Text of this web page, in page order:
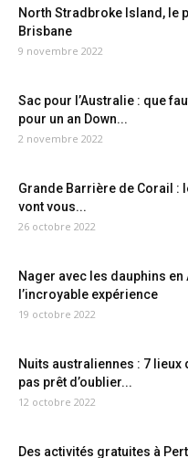
North Stradbroke Island, le
Brisbane
9 novembre 2022
Sac pour l’Australie : que
pour un an Down...
2 novembre 2022
Grande Barrière de Corail :
vont vous...
26 octobre 2022
Nager avec les dauphins en
l’incroyable expérience
19 octobre 2022
Nuits australiennes : 7 lieux
pas prêt d’oublier...
12 octobre 2022
Des activités gratuites à